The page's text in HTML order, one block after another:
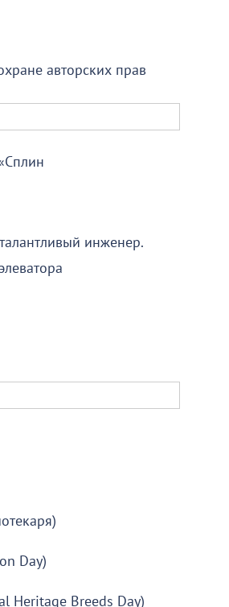
авторских прав
инженер.
Day)
Heritage Breeds Day)